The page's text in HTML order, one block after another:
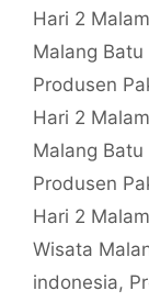
Hari 2
Malang
Produsen
Hari 2
Malang
Produsen
Hari 2
Wisata
indonesia,